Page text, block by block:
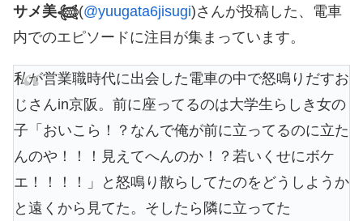
サメ美𓆉(@yuugata6jisugi)さんが投稿した、電車
内でのエピソードに注目が集まっています。
私が営業職時代に出会した電車の中で怒鳴りだすお
じさんin京阪。前に座ってるのは大学生らしき女の
子「おいこら！？なんで俺が前に立ってるのに立た
んのや！！！見えてへんのか！？若いくせにボケ
エ！！！！」と怒鳴り散らしてたのをどうしようか
と遠くから見てた。そしたら隣に立ってた